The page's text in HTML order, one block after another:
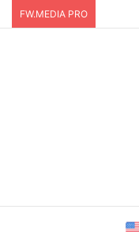
FW.MEDIA PRO